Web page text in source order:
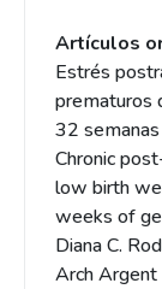
Artículos
Estrés
prematuros
32
Chronic
low birth
weeks of
Diana C.
Arch